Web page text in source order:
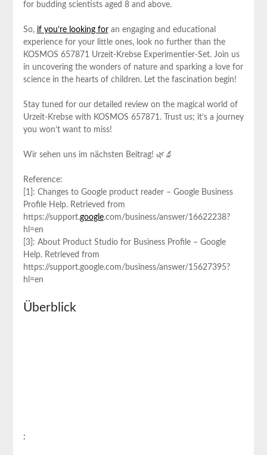
for budding scientists aged 8 and above.
So, if you’re looking foran engaging and educational
experience for your little ones, look no further than the
KOSMOS 657871 Urzeit-Krebse Experimentier-Set. Join us
in uncovering the wonders of nature and sparking a love for
science in the hearts of children. Let the fascination begin!
Stay tuned for our detailed review on the magical world of
Urzeit-Krebse with KOSMOS 657871. Trust us; it’s a journey
you won’t want to miss!
Wir sehen uns im nächsten Beitrag! 🌿🔬
Reference:
[1]: Changes to Google product reader – Google Business
Profile Help. Retrieved from
https://support.google.com/business/answer/16622238?
hl=en
[3]: About Product Studio for Business Profile – Google
Help. Retrieved from
https://support.google.com/business/answer/15627395?
hl=en
Überblick
: